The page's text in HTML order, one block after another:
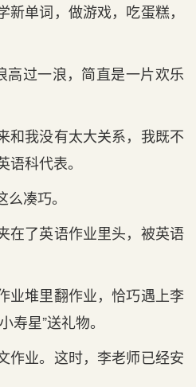
单词，做游戏，吃蛋糕，
高过一浪，简直是一片欢乐
和我没有太大关系，我既不
科代表。
凑巧。
在了英语作业里头，被英语
业堆里翻作业，恰巧遇上李
寿星”送礼物。
作业。这时，李老师已经安